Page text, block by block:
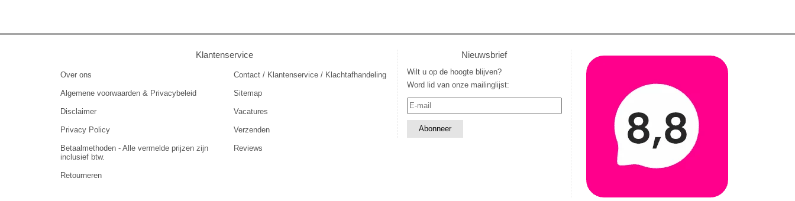
Klantenservice
Over ons
Algemene voorwaarden & Privacybeleid
Disclaimer
Privacy Policy
Betaalmethoden - Alle vermelde prijzen zijn
inclusief btw.
Retourneren
Contact / Klantenservice / Klachtafhandeling
Sitemap
Vacatures
Verzenden
Reviews
Nieuwsbrief
Wilt u op de hoogte blijven?
Word lid van onze mailinglijst: